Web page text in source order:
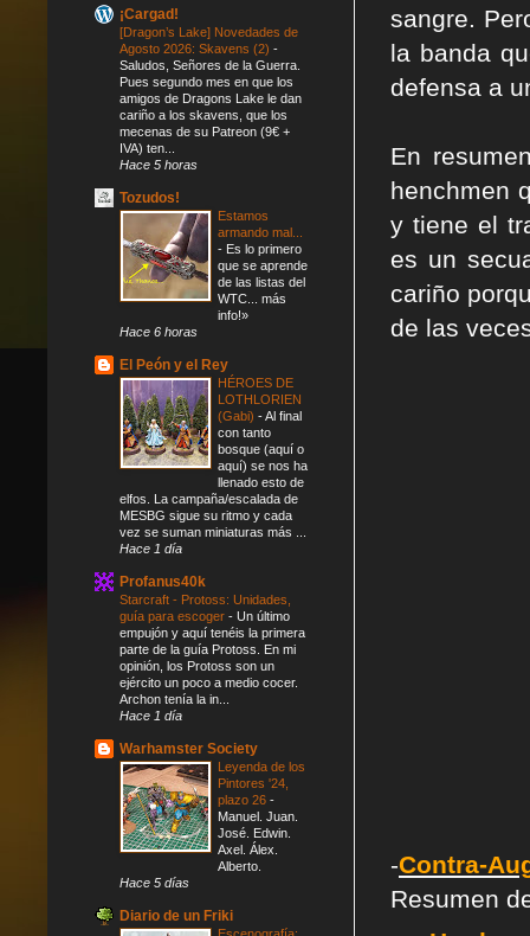
sangre.
la banda
defensa a
En
henchmen
y tiene el
es un
cariño
de las
-Contra-
Resumen
¡Cargad!
[Dragon’s Lake] Novedades de
Agosto 2026: Skavens (2) -
Saludos, Señores de la Guerra.
Pues segundo mes en que los
amigos de Dragons Lake le dan
cariño a los skavens, que los
mecenas de su Patreon (9€ +
IVA) ten...
Hace 5 horas
Tozudos!
Estamos
armando mal...
- Es lo primero
que se aprende
de las listas del
WTC... más
info!»
Hace 6 horas
El Peón y el Rey
HÉROES DE
LOTHLORIEN
(Gabi) -Al final
con tanto
bosque (aquí o
aquí) se nos ha
llenado esto de
elfos. La campaña/escalada de
MESBG sigue su ritmo y cada
vez se suman miniaturas más ...
Hace 1 día
Profanus40k
Starcraft - Protoss: Unidades,
guía para escoger - Un último
empujón y aquí tenéis la primera
parte de la guía Protoss. En mi
opinión, los Protoss son un
ejército un poco a medio cocer.
Archon tenía la in...
Hace 1 día
Warhamster Society
Leyenda de los
Pintores '24,
plazo 26 -
Manuel. Juan.
José. Edwin.
Axel. Álex.
Alberto.
Hace 5 días
Diario de un Friki